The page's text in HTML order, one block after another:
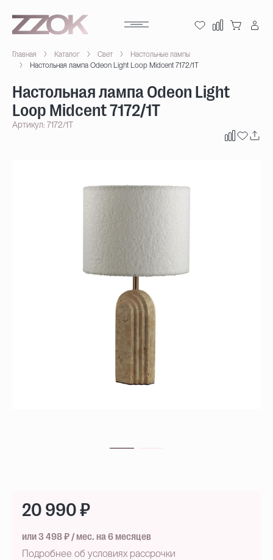
Главная Каталог Свет
Настольные лампы
Настольная лампа Odeon Light Loop Midcent 7172/1T
Настольная лампа Odeon Light
Loop Midcent 7172/1T
Артикул: 7172/1T
20 990 ₽
или 3 498 ₽ / мес. на 6 месяцев
Подробнее об условиях рассрочки